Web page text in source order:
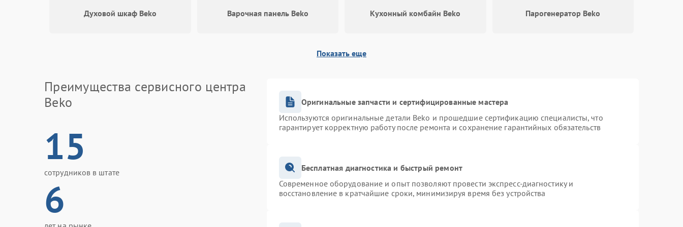
Повреждение внутренних
Поломка системы защиты от
60 мин
Повреждение системы защиты от
короткого замыкания
Духовой шкаф Beko Варочная панель Beko Кухонный комбайн Beko Парогенератор Beko
Показать еще
Преимущества сервисного центра
Beko
15
сотрудников в штате
6
Оригинальные запчасти и сертифицированные мастера
Используются оригинальные детали Beko и прошедшие сертификацию специалисты, что
гарантирует корректную работу после ремонта и сохранение гарантийных обязательств
Бесплатная диагностика и быстрый ремонт
Современное оборудование и опыт позволяют провести экспресс-диагностику и
восстановление в кратчайшие сроки, минимизируя время без устройства